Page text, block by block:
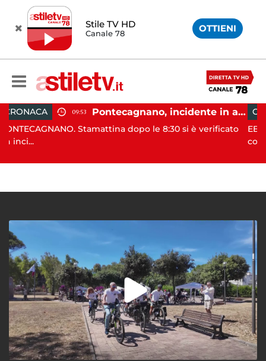
Stile TV HD
Canale 78 OTTIENI
09:53 Pontecagnano, incidente in autostrada: 5 giovani feriti
Stamattina dopo le 8:30 si è verificato
CRONACA
EBOLI. Nella